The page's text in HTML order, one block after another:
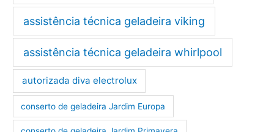
assistência técnica geladeira viking
assistência técnica geladeira whirlpool
autorizada diva electrolux
conserto de geladeira Jardim Europa